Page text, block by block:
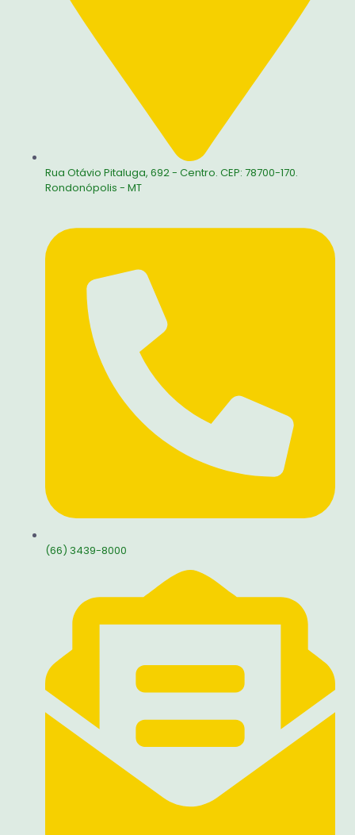
Rua Otávio Pitaluga, 692 - Centro. CEP: 78700-170.
Rondonópolis - MT
(66) 3439-8000